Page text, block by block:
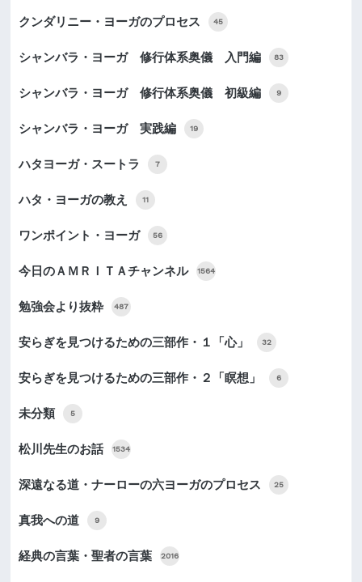
クンダリニー・ヨーガのプロセス 45
シャンバラ・ヨーガ 修行体系奥儀 入門編 83
シャンバラ・ヨーガ 修行体系奥儀 初級編 9
シャンバラ・ヨーガ 実践編 19
ハタヨーガ・スートラ 7
ハタ・ヨーガの教え 11
ワンポイント・ヨーガ 56
今日のＡＭＲＩＴＡチャンネル 1564
勉強会より抜粋 487
安らぎを見つけるための三部作・１「心」 32
安らぎを見つけるための三部作・２「瞑想」 6
未分類 5
松川先生のお話 1534
深遠なる道・ナーローの六ヨーガのプロセス 25
真我への道 9
経典の言葉・聖者の言葉 2016